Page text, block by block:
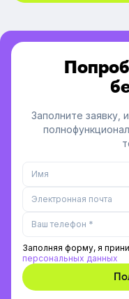
Заполните заявку,
Заполняя форму, я
персональных данных